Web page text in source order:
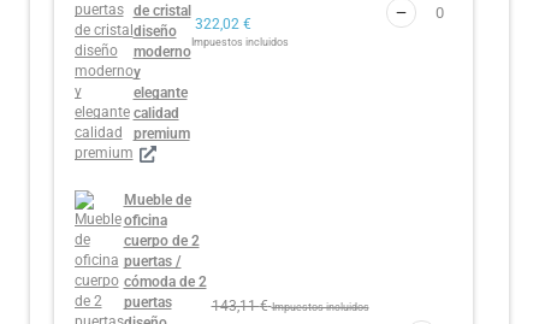
de cristal
diseño
moderno
y
elegante
calidad
premium
322,02 €
Impuestos incluidos
Mueble de
oficina
cuerpo de 2
puertas /
cómoda de 2
puertas
143,11€ Impuestos incluidos